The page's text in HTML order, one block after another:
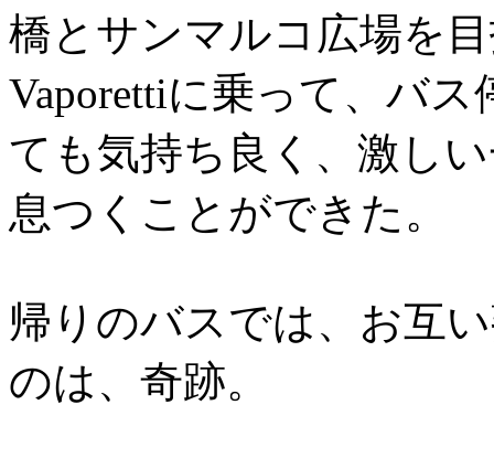
橋とサンマルコ広場を
Vaporettiに乗って、バ
ても気持ち良く、激し
息つくことができた。
帰りのバスでは、お互
のは、奇跡。